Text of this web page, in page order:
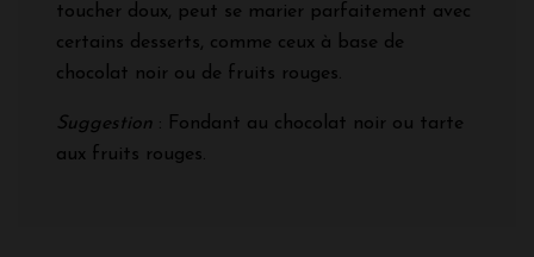
toucher doux, peut se marier parfaitement avec
certains desserts, comme ceux à base de
chocolat noir ou de fruits rouges.
Suggestion : Fondant au chocolat noir ou tarte
aux fruits rouges.